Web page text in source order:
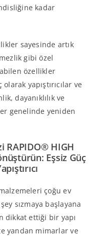
kadar
sayesinde artık
gibi özel
özellikler
yapıştırıcılar ve
dayanıklılık ve
genelinde yeniden
RAPIDO® HIGH
Eşsiz Güç
malzemeleri çoğu ev
sızmaya başlayana
dikkat ettiği bir yapı
yandan mimarlar ve